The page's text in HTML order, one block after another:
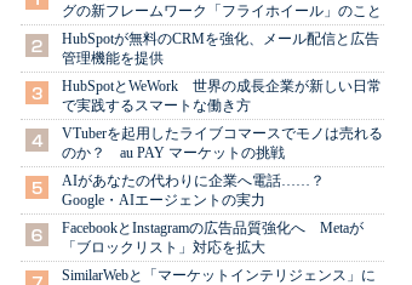
グの新フレームワーク「フライホイール」のこと
HubSpotが無料のCRMを強化、メール配信と広告
管理機能を提供
HubSpotとWeWork 世界の成長企業が新しい日常
で実践するスマートな働き方
VTuberを起用したライブコマースでモノは売れる
のか？ au PAY マーケットの挑戦
AIがあなたの代わりに企業へ電話……？
Google・AIエージェントの実力
FacebookとInstagramの広告品質強化へ Metaが
「ブロックリスト」対応を拡大
SimilarWebと「マーケットインテリジェンス」に